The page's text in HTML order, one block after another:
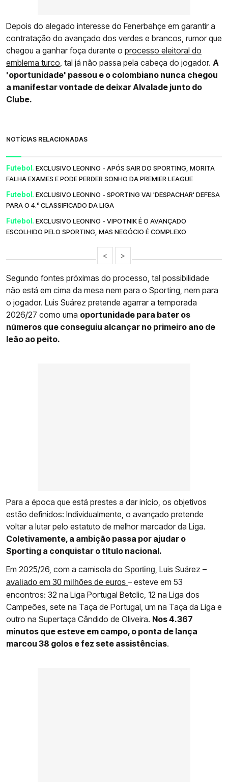
Depois do alegado interesse do Fenerbahçe em garantir a
contratação do avançado dos verdes e brancos, rumor que
chegou a ganhar foça durante o processo eleitoral do
emblema turco , tal já não passa pela cabeça do jogador. A
'oportunidade' passou e o colombiano nunca chegou
a manifestar vontade de deixar Alvalade junto do
Clube.
NOTÍCIAS RELACIONADAS
Futebol. EXCLUSIVO LEONINO - APÓS SAIR DO SPORTING, MORITA
FALHA EXAMES E PODE PERDER SONHO DA PREMIER LEAGUE
Futebol. EXCLUSIVO LEONINO - SPORTING VAI 'DESPACHAR' DEFESA
PARA O 4.º CLASSIFICADO DA LIGA
Futebol. EXCLUSIVO LEONINO - VIPOTNIK É O AVANÇADO
ESCOLHIDO PELO SPORTING, MAS NEGÓCIO É COMPLEXO
< >
Segundo fontes próximas do processo, tal possibilidade
não está em cima da mesa nem para o Sporting, nem para
o jogador. Luis Suárez pretende agarrar a temporada
2026/27 como uma oportunidade para bater os
números que conseguiu alcançar no primeiro ano de
leão ao peito.
Para a época que está prestes a dar início, os objetivos
estão definidos: Individualmente, o avançado pretende
voltar a lutar pelo estatuto de melhor marcador da Liga.
Coletivamente, a ambição passa por ajudar o
Sporting a conquistar o título nacional.
Em 2025/26, com a camisola do Sporting , Luis Suárez –
avaliado em 30 milhões de euros – esteve em 53
encontros: 32 na Liga Portugal Betclic, 12 na Liga dos
Campeões, sete na Taça de Portugal, um na Taça da Liga e
outro na Supertaça Cândido de Oliveira. Nos 4.367
minutos que esteve em campo, o ponta de lança
marcou 38 golos e fez sete assistências.